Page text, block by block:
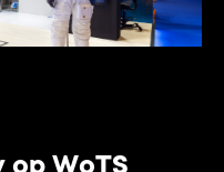
op WoTS